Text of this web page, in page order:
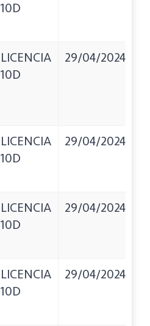
10D
LICENCIA
10D
29/04/2024
LICENCIA
10D
29/04/2024
LICENCIA
10D
29/04/2024
LICENCIA
10D
29/04/2024